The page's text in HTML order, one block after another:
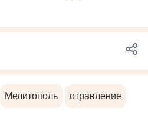
Мелитополь отравление